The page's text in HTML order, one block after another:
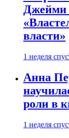
Джейми
власти»
1 неделя
Анна
роли в
1 неделя